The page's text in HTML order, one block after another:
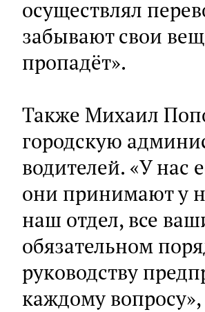
осуществлял
забывают свои
пропадёт».
Также Михаил
городскую
водителей. «У нас
они принимают у
наш отдел, все
обязательном
руководству
каждому